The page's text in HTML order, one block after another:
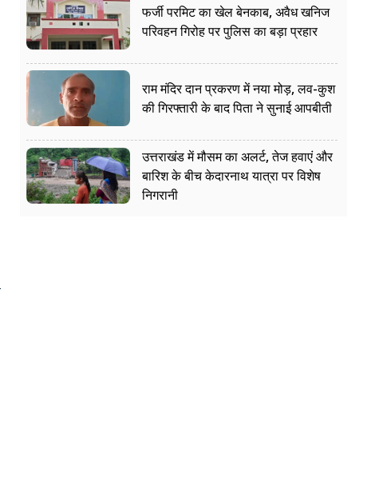
फर्जी परमिट का खेल बेनकाब, अवैध खनिज
परिवहन गिरोह पर पुलिस का बड़ा प्रहार
राम मंदिर दान प्रकरण में नया मोड़, लव-कुश
की गिरफ्तारी के बाद पिता ने सुनाई आपबीती
उत्तराखंड में मौसम का अलर्ट, तेज हवाएं और
बारिश के बीच केदारनाथ यात्रा पर विशेष
निगरानी